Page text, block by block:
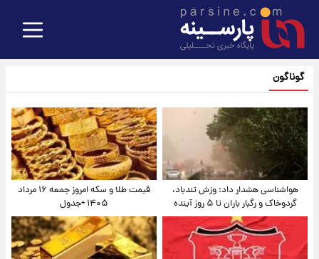
گوناگون
هواشناسی هشدار داد: وزش تندباد،
گردوخاک و رگبار باران تا ۵ روز آینده
قیمت طلا و سکه امروز جمعه ۱۶ مرداد
۱۴۰۵ +جدول